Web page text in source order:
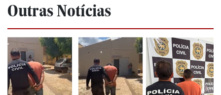
Outras Notícias